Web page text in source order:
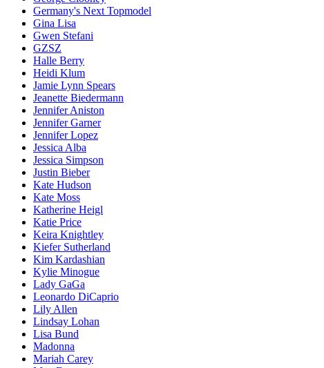
Germany's Next Topmodel
Gina Lisa
Gwen Stefani
GZSZ
Halle Berry
Heidi Klum
Jamie Lynn Spears
Jeanette Biedermann
Jennifer Aniston
Jennifer Garner
Jennifer Lopez
Jessica Alba
Jessica Simpson
Justin Bieber
Kate Hudson
Kate Moss
Katherine Heigl
Katie Price
Keira Knightley
Kiefer Sutherland
Kim Kardashian
Kylie Minogue
Lady GaGa
Leonardo DiCaprio
Lily Allen
Lindsay Lohan
Lisa Bund
Madonna
Mariah Carey